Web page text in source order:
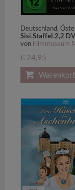
Sisi.Staffel.2,2
von Filmmuseum
€ 24,95